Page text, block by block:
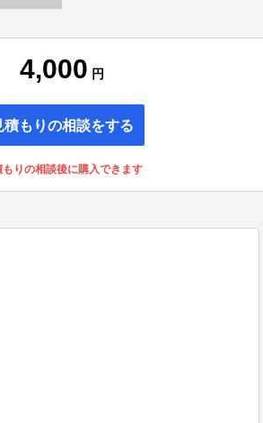
4,000 円
積もりの相談をする
もりの相談後に購入できます